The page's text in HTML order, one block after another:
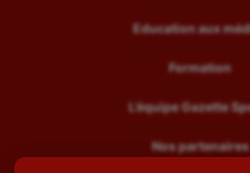
Education aux
Formation
L’équipe Gazette
Nos partenaires